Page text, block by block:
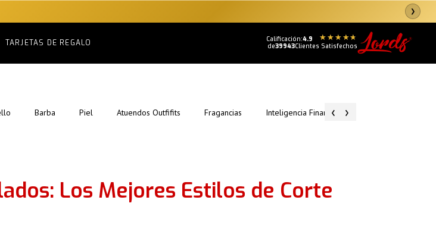
❯
TARJETAS DE REGALO Calificación:4.9
de39943Clientes Satisfechos
‹
Barba Piel Atuendos Outfifits Fragancias Inteligencia Financiera ›
Los Mejores Estilos de Corte